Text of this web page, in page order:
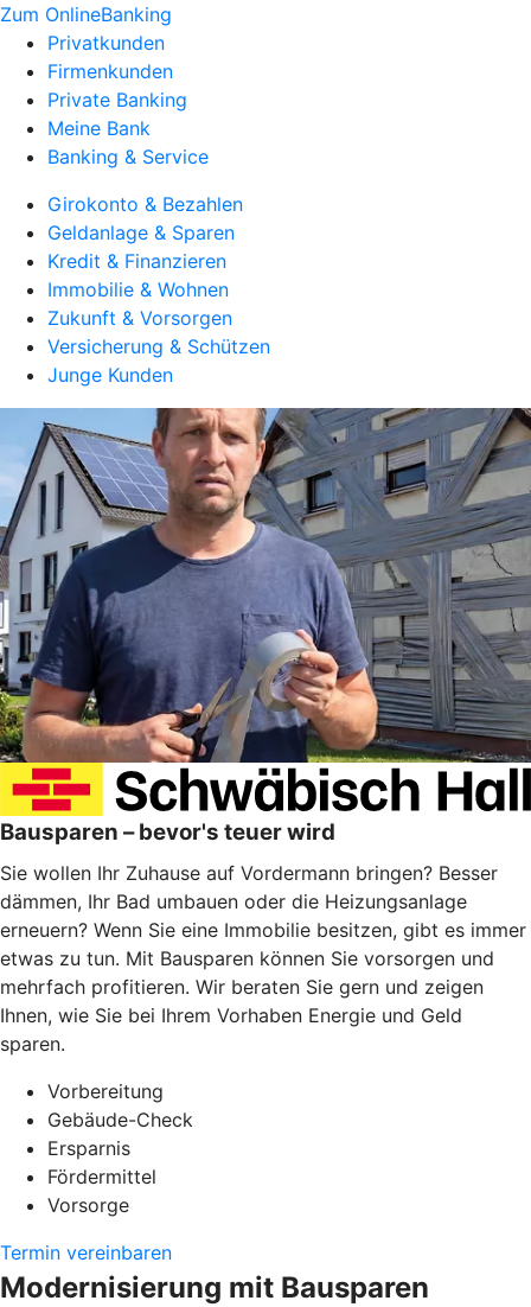
Zum OnlineBanking
Privatkunden
Firmenkunden
Private Banking
Meine Bank
Banking & Service
Girokonto & Bezahlen
Geldanlage & Sparen
Kredit & Finanzieren
Immobilie & Wohnen
Zukunft & Vorsorgen
Versicherung & Schützen
Junge Kunden
Bausparen – bevor's teuer wird
Sie wollen Ihr Zuhause auf Vordermann bringen? Besser
dämmen, Ihr Bad umbauen oder die Heizungsanlage
erneuern? Wenn Sie eine Immobilie besitzen, gibt es immer
etwas zu tun. Mit Bausparen können Sie vorsorgen und
mehrfach profitieren. Wir beraten Sie gern und zeigen
Ihnen, wie Sie bei Ihrem Vorhaben Energie und Geld
sparen.
Vorbereitung
Gebäude-Check
Ersparnis
Fördermittel
Vorsorge
Termin vereinbaren
Modernisierung mit Bausparen